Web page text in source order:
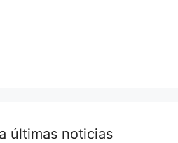
últimas noticias